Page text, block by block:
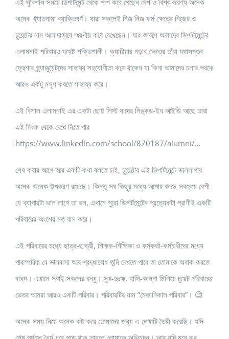
এই সুবিশাল সময়ে ডিপার্টমেন্ট থেকে পাশ করে গেছেন দেশ ও বিশ্ব বরেণ্য অনেক
অনেক খ্যাতনামা ব্যাক্তিবর্গ। যারা সকলেই নিজ নিজ কর্ম ক্ষেত্রে নিজের ও
চুয়েটের নাম আলাদাভাবে স্মরণীয় করে রেখেছেন। যার কারণে আমাদের ডিপার্টমেন্টের
এলামনাই পরিবারও যথেষ্ট শক্তিশালী। ক্যারিয়ার গড়ার ক্ষেত্রে তাঁরা যথাসম্ভব
ফ্রেশার গ্র্যাজুয়েটদের সাহায্য সহযোগীতা করে থাকেন যা কিনা আমাদের চলার পথকে
আরও একটু মসৃণ করতে সাহায্য করে।
এই বিশাল এলামনাই এর একটা ছোট্ট লিস্ট যাদের লিঙ্কড-ইন আইডি আছে তারা
এই লিংক থেকে দেখে নিতে পার
https://www.linkedin.com/school/870187/alumni/…
শেষ করার আগে আর একটি কথা বলতে চাই, চুয়েটের এই ডিপার্টমেন্টে ভাললাগার
অনেক অনেক উপকরণ রয়েছে। কিন্তু সব কিছুর মধ্যে আমার কাছে সবচেয়ে বেশী
যে ব্যাপারটা ভাল লাগে তা হল, এখানে পুরো ডিপার্টমেন্টের প্রত্যেকটা প্রাণীই একটি
পরিবারের অংশের মত বাস করে।
এই পরিবারের মধ্যে ছাত্র-ছাত্রী, শিক্ষক-শিক্ষিকা ও কর্মকর্তা-কর্মচারীদের মধ্যে
পারস্পরিক যে ভালবাসা আর শ্রদ্ধাবোধ তুমি দেখতে পাবে তা তোমাকে অবাক করতে
বাধ্য। এখানে সবাই সকলের বন্ধু। সুখ-দুঃক্ষ, হাসি-কান্না মিলিয়ে চুয়েট পরিবারের
ভেতর আমরা আরও একটি পরিবার। পরিবারটির নাম “মেকানিকাল পরিবার”। 😊
অনেক সময় নিয়ে অনেক কষ্ট করে তোমাদের জন্য এ লেখাটি তৈরী করেছি। যদি